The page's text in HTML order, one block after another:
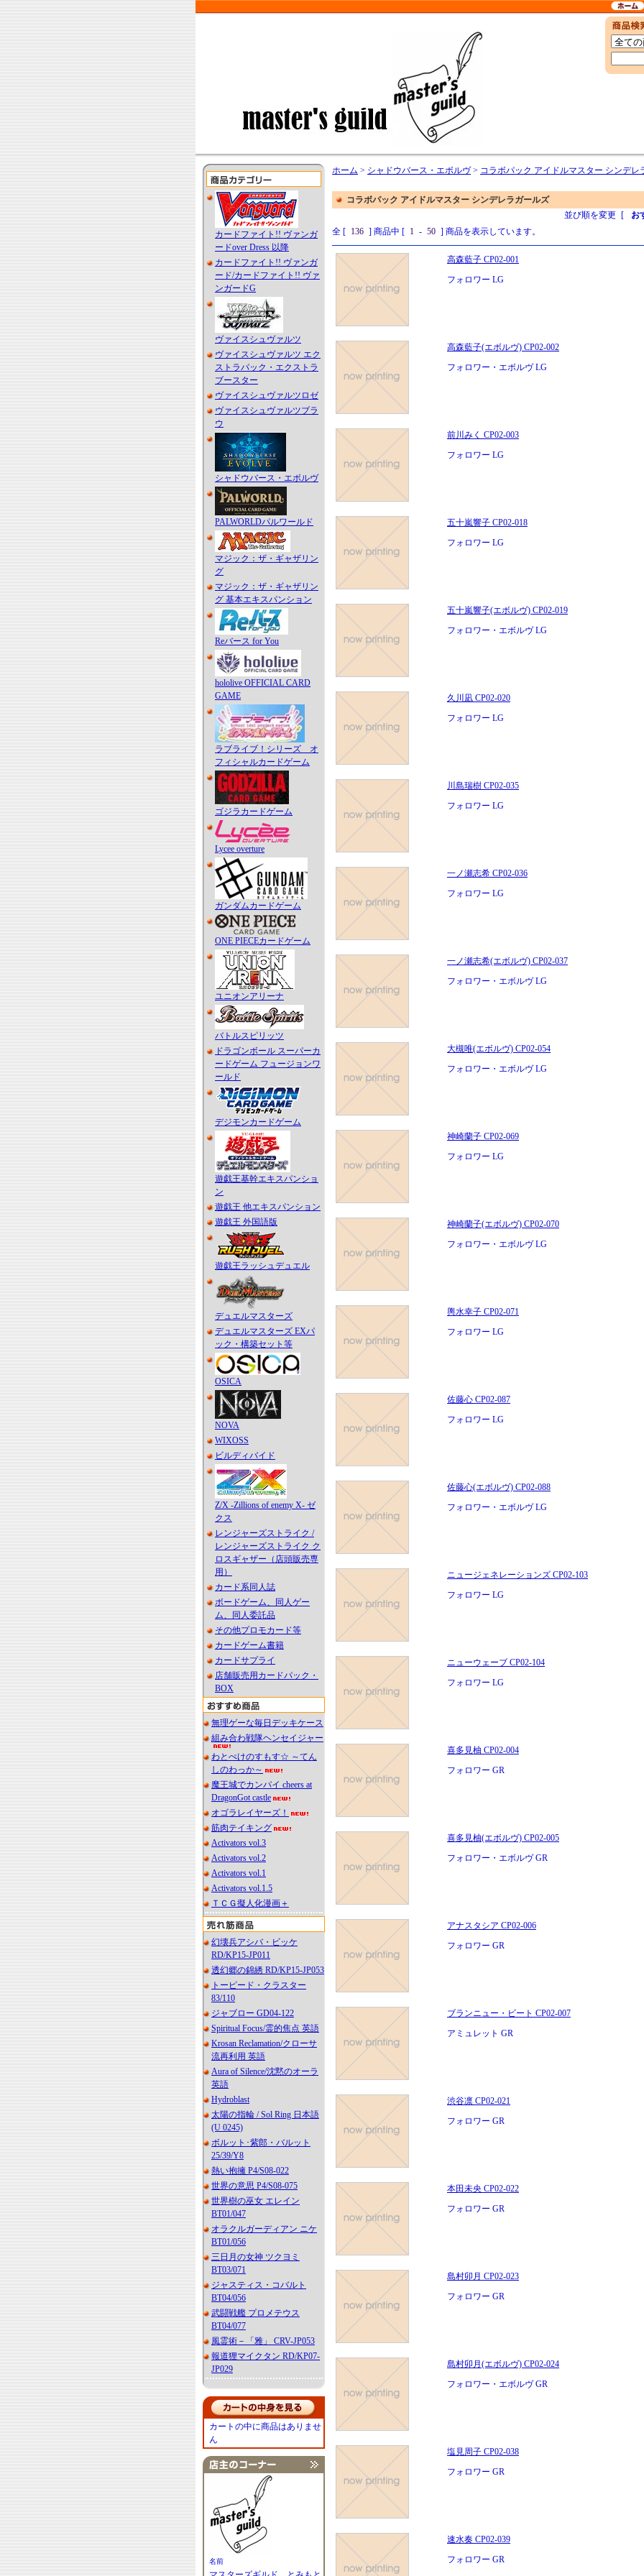
カードファイト!! ヴァンガ
ードover Dress 以降
カードファイト!! ヴァンガ
ード/カードファイト!! ヴァ
ンガードG
ヴァイスシュヴァルツ
ヴァイスシュヴァルツ エク
ストラパック・エクストラ
ブースター
ヴァイスシュヴァルツロゼ
ヴァイスシュヴァルツブラ
ウ
シャドウバース・エボルヴ
PALWORLDパルワールド
マジック：ザ・ギャザリン
グ
マジック：ザ・ギャザリン
グ 基本エキスパンション
Reバース for You
hololive OFFICIAL CARD
GAME
ラブライブ！シリーズ オ
フィシャルカードゲーム
ゴジラカードゲーム
Lycee overture
ガンダムカードゲーム
ONE PIECEカードゲーム
ユニオンアリーナ
バトルスピリッツ
ドラゴンボール スーパーカ
ードゲーム フュージョンワ
ールド
デジモンカードゲーム
遊戯王基幹エキスパンショ
ン
遊戯王 他エキスパンション
遊戯王 外国語版
遊戯王ラッシュデュエル
デュエルマスターズ
デュエルマスターズ EXパ
ック・構築セット等
OSICA
NOVA
WIXOSS
ビルディバイド
Z/X -Zillions of enemy X- ゼ
クス
レンジャーズストライク /
レンジャーズストライク ク
ロスギャザー（店頭販売専
用）
カード系同人誌
ボードゲーム、同人ゲー
ム、同人委託品
その他プロモカード等
カードゲーム書籍
カードサプライ
店舗販売用カードパック・
BOX
無理ゲーな毎日デッキケース
組み合わ戦隊ヘンセイジャー
わとぺけのすもす☆ ～てん
しのわっか～
魔王城でカンパイ cheers at
DragonGot castle
オゴラレイヤーズ！
筋肉テイキング
Activators vol.3
Activators vol.2
Activators vol.1
Activators vol.1.5
ＴＣＧ擬人化漫画＋
幻壊兵アシバ・ビッケ
RD/KP15-JP011
透幻郷の錦綉 RD/KP15-JP053
トーピード・クラスター
83/110
ジャブロー GD04-122
Spiritual Focus/霊的焦点 英語
Krosan Reclamation/クローサ
流再利用 英語
Aura of Silence/沈黙のオーラ
英語
Hydroblast
太陽の指輪 / Sol Ring 日本語
(U 0245)
ボルット･紫郎・バルット
25/39/Y8
熱い抱擁 P4/S08-022
世界の意思 P4/S08-075
世界樹の巫女 エレイン
BT01/047
オラクルガーディアン ニケ
BT01/056
三日月の女神 ツクヨミ
BT03/071
ジャスティス・コバルト
BT04/056
武闘戦艦 プロメテウス
BT04/077
風霊術－「雅」 CRV-JP053
報道狸マイクタン RD/KP07-
JP029
カートの中に商品はありませ
ん
名前
ホーム > シャドウバース・エボルヴ> コラボパック アイドルマスター シンデレ
コラボパック アイドルマスター シンデレラガールズ
並び順を変更 [ お
全 [ 136 ] 商品中 [ 1 - 50 ] 商品を表示しています。
高森藍子 CP02-001
フォロワー LG
高森藍子(エボルヴ) CP02-002
フォロワー・エボルヴ LG
前川みく CP02-003
フォロワー LG
五十嵐響子 CP02-018
フォロワー LG
五十嵐響子(エボルヴ) CP02-019
フォロワー・エボルヴ LG
久川凪 CP02-020
フォロワー LG
川島瑞樹 CP02-035
フォロワー LG
一ノ瀬志希 CP02-036
フォロワー LG
一ノ瀬志希(エボルヴ) CP02-037
フォロワー・エボルヴ LG
大槻唯(エボルヴ) CP02-054
フォロワー・エボルヴ LG
神崎蘭子 CP02-069
フォロワー LG
神崎蘭子(エボルヴ) CP02-070
フォロワー・エボルヴ LG
輿水幸子 CP02-071
フォロワー LG
佐藤心 CP02-087
フォロワー LG
佐藤心(エボルヴ) CP02-088
フォロワー・エボルヴ LG
ニュージェネレーションズ CP02-103
フォロワー LG
ニューウェーブ CP02-104
フォロワー LG
喜多見柚 CP02-004
フォロワー GR
喜多見柚(エボルヴ) CP02-005
フォロワー・エボルヴ GR
アナスタシア CP02-006
フォロワー GR
ブランニュー・ビート CP02-007
アミュレット GR
渋谷凛 CP02-021
フォロワー GR
本田未央 CP02-022
フォロワー GR
島村卯月 CP02-023
フォロワー GR
島村卯月(エボルヴ) CP02-024
フォロワー・エボルヴ GR
塩見周子 CP02-038
フォロワー GR
速水奏 CP02-039
フォロワー GR